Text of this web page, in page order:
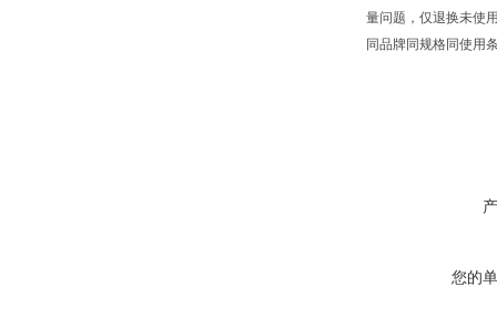
量问题，仅退换未使
同品牌同规格同使用
您的